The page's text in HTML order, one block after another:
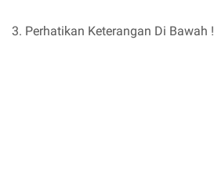
3. Perhatikan Keterangan Di Bawah !